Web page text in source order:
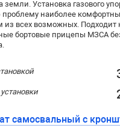
земли. Установка газового
наиболее
из всех возможных. Подходит
бортовые прицепы МЗСА
самосвальный с